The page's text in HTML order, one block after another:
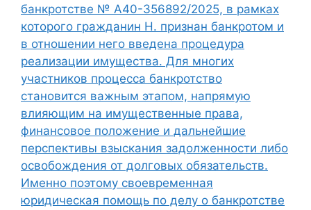
банкротстве № А40-356892/2025, в рамках
которого гражданин Н. признан банкротом и
в отношении него введена процедура
реализации имущества. Для многих
участников процесса банкротство
становится важным этапом, напрямую
влияющим на имущественные права,
финансовое положение и дальнейшие
перспективы взыскания задолженности либо
освобождения от долговых обязательств.
Именно поэтому своевременная
юридическая помощь по делу о банкротстве